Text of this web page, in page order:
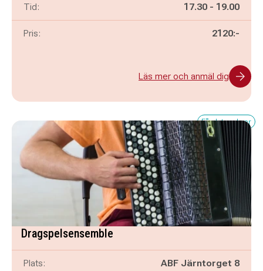
Tid: Pågår mellan
17.30 - och
19.00
Pris: 2120:-
Läs mer och anmäl dig
Få platser kvar
Dragspelsensemble
Plats:
ABF Järntorget 8